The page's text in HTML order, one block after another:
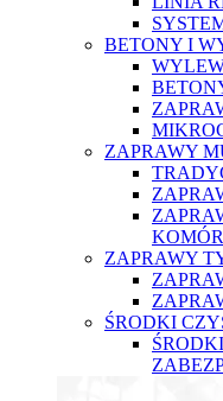
BETONY I
ZAPRAWY
ZAPRAWY
ŚRODKI